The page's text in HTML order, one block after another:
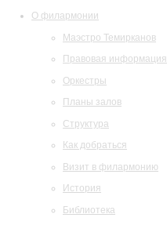
О филармонии
Маэстро Темирканов
Правовая информация
Оркестры
Планы залов
Структура
Как добраться
Визит в филармонию
История
Библиотека